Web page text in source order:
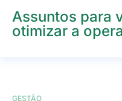
Assuntos para
otimizar a
GESTÃO